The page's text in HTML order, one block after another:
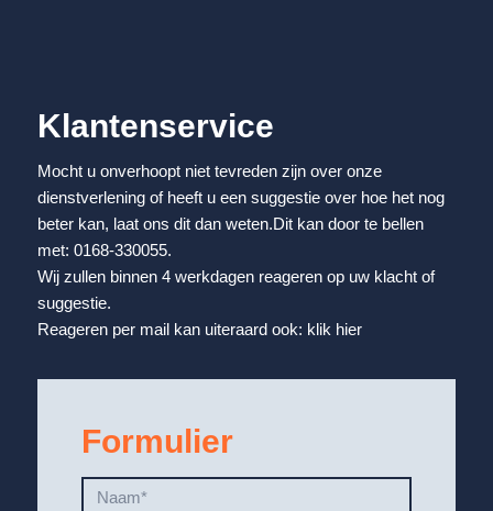
Klantenservice
Mocht u onverhoopt niet tevreden zijn over onze
dienstverlening of heeft u een suggestie over hoe het nog
beter kan, laat ons dit dan weten.Dit kan door te bellen
met: 0168-330055.
Wij zullen binnen 4 werkdagen reageren op uw klacht of
suggestie.
Reageren per mail kan uiteraard ook: klik hier
Formulier